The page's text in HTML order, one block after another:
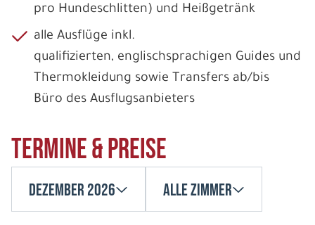
pro Hundeschlitten) und Heißgetränk
alle Ausflüge inkl.
qualifizierten, englischsprachigen Guides und
Thermokleidung sowie Transfers ab/bis
Büro des Ausflugsanbieters
Termine & Preise
Dezember 2026 Alle Zimmer